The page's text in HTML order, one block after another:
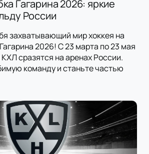
Гагарина 2026: яркие
России
захватывающий мир хоккея на
2026! С 23 марта по 23 мая
сразятся на аренах России.
команду и станьте частью